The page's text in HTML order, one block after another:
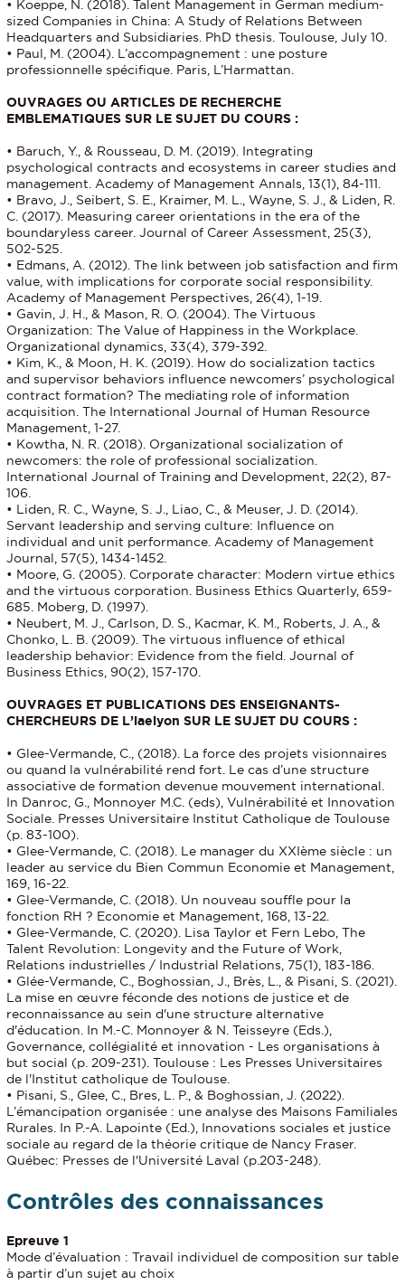
• Koeppe, N. (2018). Talent Management in German medium-
sized Companies in China: A Study of Relations Between
Headquarters and Subsidiaries. PhD thesis. Toulouse, July 10.
• Paul, M. (2004). L’accompagnement : une posture
professionnelle spécifique. Paris, L’Harmattan.
OUVRAGES OU ARTICLES DE RECHERCHE
EMBLEMATIQUES SUR LE SUJET DU COURS :
• Baruch, Y., & Rousseau, D. M. (2019). Integrating
psychological contracts and ecosystems in career studies and
management. Academy of Management Annals, 13(1), 84-111.
• Bravo, J., Seibert, S. E., Kraimer, M. L., Wayne, S. J., & Liden, R.
C. (2017). Measuring career orientations in the era of the
boundaryless career. Journal of Career Assessment, 25(3),
502-525.
• Edmans, A. (2012). The link between job satisfaction and firm
value, with implications for corporate social responsibility.
Academy of Management Perspectives, 26(4), 1-19.
• Gavin, J. H., & Mason, R. O. (2004). The Virtuous
Organization: The Value of Happiness in the Workplace.
Organizational dynamics, 33(4), 379-392.
• Kim, K., & Moon, H. K. (2019). How do socialization tactics
and supervisor behaviors influence newcomers’ psychological
contract formation? The mediating role of information
acquisition. The International Journal of Human Resource
Management, 1-27.
• Kowtha, N. R. (2018). Organizational socialization of
newcomers: the role of professional socialization.
International Journal of Training and Development, 22(2), 87-
106.
• Liden, R. C., Wayne, S. J., Liao, C., & Meuser, J. D. (2014).
Servant leadership and serving culture: Influence on
individual and unit performance. Academy of Management
Journal, 57(5), 1434-1452.
• Moore, G. (2005). Corporate character: Modern virtue ethics
and the virtuous corporation. Business Ethics Quarterly, 659-
685. Moberg, D. (1997).
• Neubert, M. J., Carlson, D. S., Kacmar, K. M., Roberts, J. A., &
Chonko, L. B. (2009). The virtuous influence of ethical
leadership behavior: Evidence from the field. Journal of
Business Ethics, 90(2), 157-170.
OUVRAGES ET PUBLICATIONS DES ENSEIGNANTS-
CHERCHEURS DE L’iaelyon SUR LE SUJET DU COURS :
• Glee-Vermande, C., (2018). La force des projets visionnaires
ou quand la vulnérabilité rend fort. Le cas d’une structure
associative de formation devenue mouvement international.
In Danroc, G., Monnoyer M.C. (eds), Vulnérabilité et Innovation
Sociale. Presses Universitaire Institut Catholique de Toulouse
(p. 83-100).
• Glee-Vermande, C. (2018). Le manager du XXIème siècle : un
leader au service du Bien Commun Economie et Management,
169, 16-22.
• Glee-Vermande, C. (2018). Un nouveau souffle pour la
fonction RH ? Economie et Management, 168, 13-22.
• Glee-Vermande, C. (2020). Lisa Taylor et Fern Lebo, The
Talent Revolution: Longevity and the Future of Work,
Relations industrielles / Industrial Relations, 75(1), 183-186.
• Glée-Vermande, C., Boghossian, J., Brès, L., & Pisani, S. (2021).
La mise en œuvre féconde des notions de justice et de
reconnaissance au sein d'une structure alternative
d'éducation. In M.-C. Monnoyer & N. Teisseyre (Eds.),
Governance, collégialité et innovation - Les organisations à
but social (p. 209-231). Toulouse : Les Presses Universitaires
de l'Institut catholique de Toulouse.
• Pisani, S., Glee, C., Bres, L. P., & Boghossian, J. (2022).
L’émancipation organisée : une analyse des Maisons Familiales
Rurales. In P.-A. Lapointe (Ed.), Innovations sociales et justice
sociale au regard de la théorie critique de Nancy Fraser.
Québec: Presses de l'Université Laval (p.203-248).
Contrôles des connaissances
Epreuve 1
Mode d’évaluation : Travail individuel de composition sur table
à partir d’un sujet au choix